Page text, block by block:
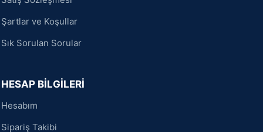
Şartlar ve Koşullar
Sık Sorulan Sorular
HESAP BİLGİLERİ
Hesabım
Sipariş Takibi